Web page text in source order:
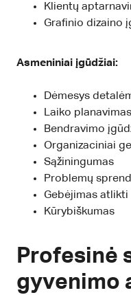
Klientų
Grafinio dizaino
Asmeniniai įgūdžiai:
Dėmesys
Laiko planavimas
Bendravimo
Organizaciniai
Sąžiningumas
Problemų
Gebėjimas atlikti
Kūrybiškumas
Profesinė
gyvenimo